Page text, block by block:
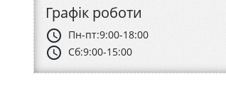
Графік роботи
schedule Пн-пт:9:00-18:00
schedule Сб:9:00-15:00